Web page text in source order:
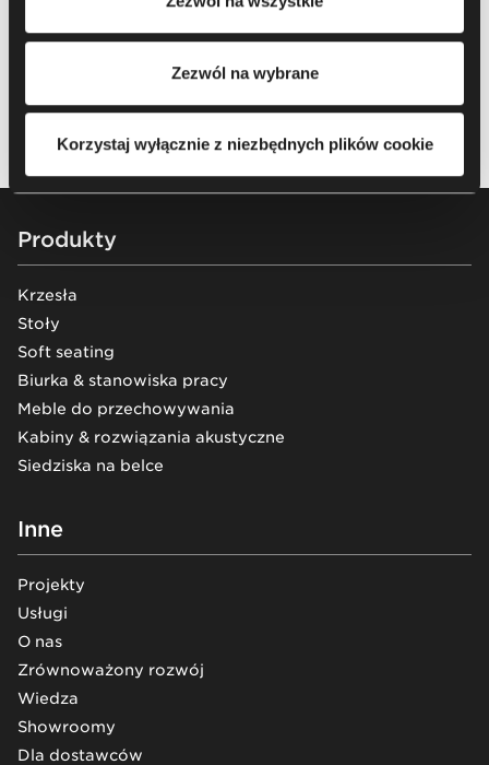
tym o przysługujących Ci uprawnieniach, zachęcamy do
Zezwól na wybrane
Korzystaj wyłącznie z niezbędnych plików cookie
3. Biuro oferujące wiele różnorodnych stref
do pracy indywidualnej i zespołowej.
Footer
Produkty
Krzesła
Stoły
Soft seating
Biurka & stanowiska pracy
Meble do przechowywania
Kabiny & rozwiązania akustyczne
Siedziska na belce
Inne
Projekty
Usługi
O nas
Zrównoważony rozwój
Wiedza
Showroomy
Dla dostawców